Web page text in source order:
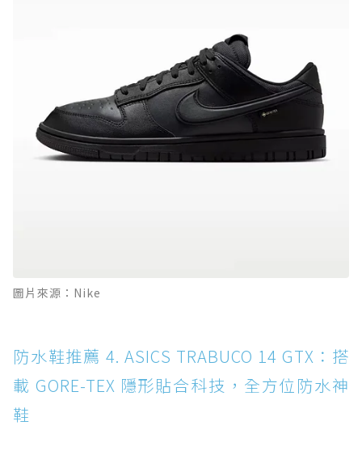
圖片來源：Nike
防水鞋推薦 4. ASICS TRABUCO 14 GTX：搭
載 GORE-TEX 隱形貼合科技，全方位防水神
鞋